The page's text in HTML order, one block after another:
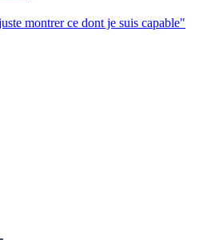
montrer ce dont je suis capable"